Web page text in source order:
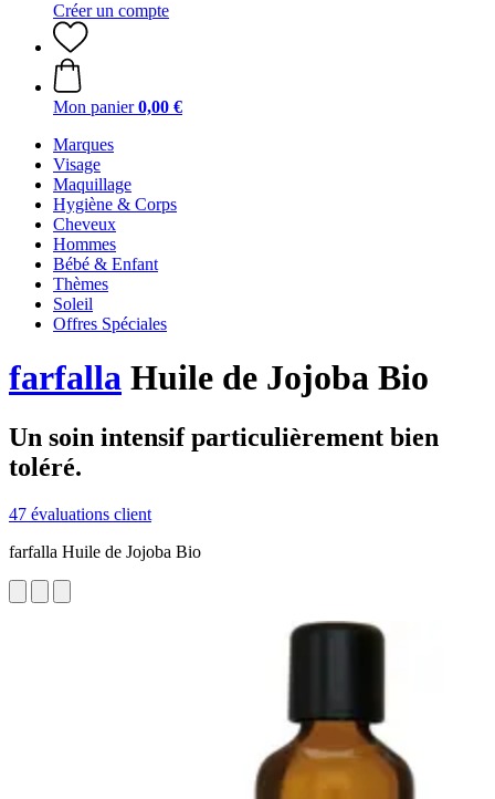
Créer un compte
Mon panier 0,00 €
Marques
Visage
Maquillage
Hygiène & Corps
Cheveux
Hommes
Bébé & Enfant
Thèmes
Soleil
Offres Spéciales
farfalla Huile de Jojoba Bio
Un soin intensif particulièrement bien
toléré.
47 évaluations client
farfalla Huile de Jojoba Bio